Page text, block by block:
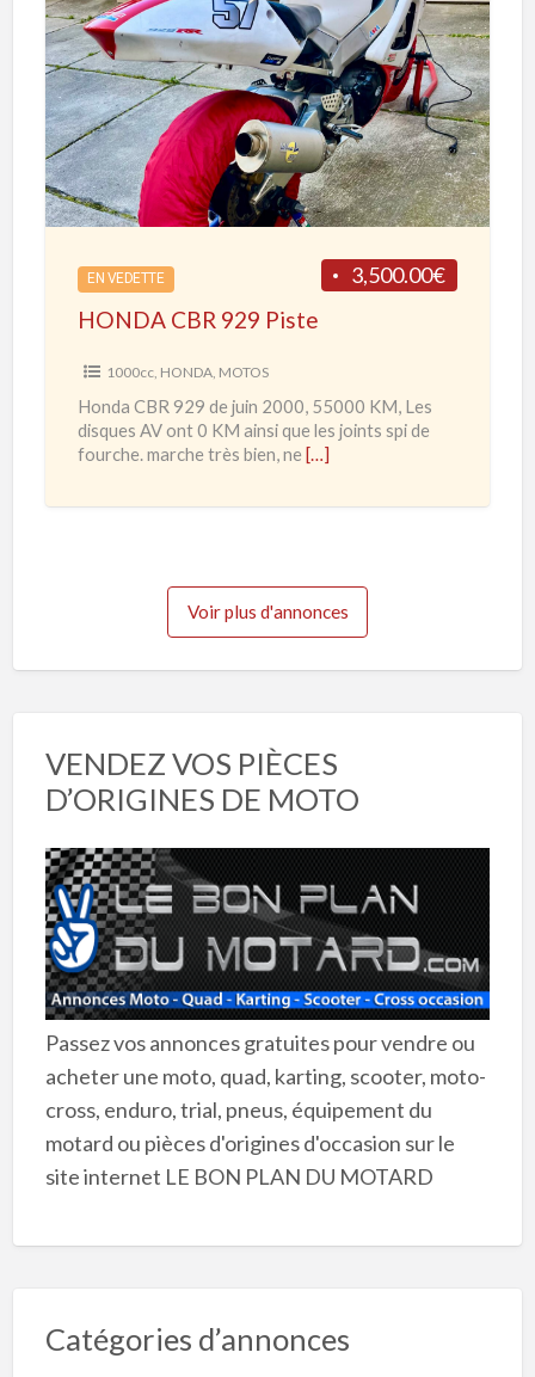
1
0
0
0
R
R
d
2
H
O
N
D
A
C
B
e
EN VEDETTE 3,500.00€
HONDA CBR 929 Piste
1000cc, HONDA, MOTOS
Honda CBR 929 de juin 2000, 55000 KM, Les
disques AV ont 0 KM ainsi que les joints spi de
fourche. marche très bien, ne […]
Voir plus d'annonces
VENDEZ VOS PIÈCES
D’ORIGINES DE MOTO
Passez vos annonces gratuites pour vendre ou
acheter une moto, quad, karting, scooter, moto-
cross, enduro, trial, pneus, équipement du
motard ou pièces d'origines d'occasion sur le
site internet LE BON PLAN DU MOTARD
Catégories d’annonces